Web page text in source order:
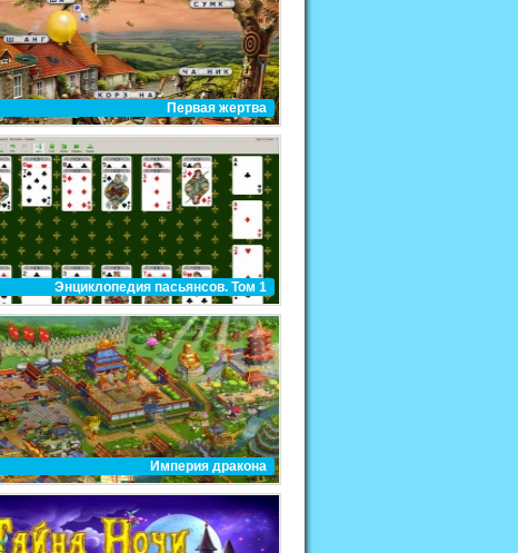
Первая жертва
Энциклопедия пасьянсов. Том 1
Империя дракона